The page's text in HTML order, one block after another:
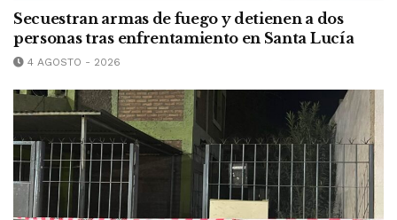
Secuestran armas de fuego y detienen a dos
personas tras enfrentamiento en Santa Lucía
4 AGOSTO - 2026